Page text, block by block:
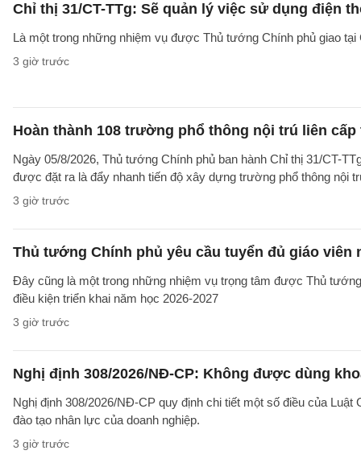
Chỉ thị 31/CT-TTg: Sẽ quản lý việc sử dụng điện
Là một trong những nhiệm vụ được Thủ tướng Chính phủ giao
3 giờ trước
Hoàn thành 108 trường phổ thông nội trú liên
Ngày 05/8/2026, Thủ tướng Chính phủ ban hành Chỉ thị 31/CT-
được đặt ra là đẩy nhanh tiến độ xây dựng trường phổ thông nội
3 giờ trước
Thủ tướng Chính phủ yêu cầu tuyển đủ giáo viên
Đây cũng là một trong những nhiệm vụ trọng tâm được Thủ
điều kiện triển khai năm học 2026-2027
3 giờ trước
Nghị định 308/2026/NĐ-CP: Không được dùng
Nghị định 308/2026/NĐ-CP quy định chi tiết một số điều của
đào tạo nhân lực của doanh nghiệp.
3 giờ trước